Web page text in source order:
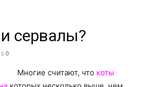
сервалы?
0
Многие считают, что коты